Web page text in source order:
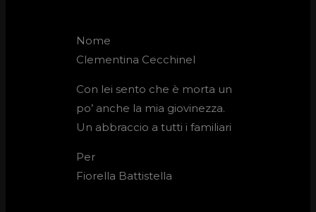
Nome
Clementina Cecchinel
Con lei sento che è morta un
po’ anche la mia giovinezza.
Un abbraccio a tutti i familiari
Per
Fiorella Battistella